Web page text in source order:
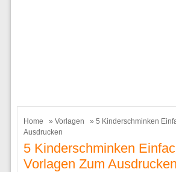
Home » Vorlagen
» 5 Kinderschminken
Ausdrucken
5 Kinderschminken
Vorlagen Zum Ausdrucken